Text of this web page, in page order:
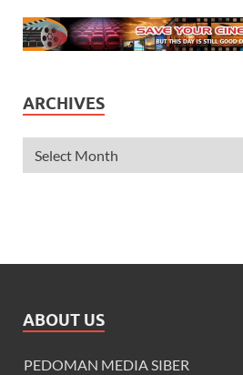
ARCHIVES
ABOUT US
PEDOMAN MEDIA SIBER